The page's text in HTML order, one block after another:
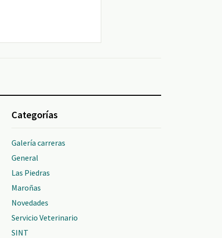
Categorías
Galería carreras
General
Las Piedras
Maroñas
Novedades
Servicio Veterinario
SINT